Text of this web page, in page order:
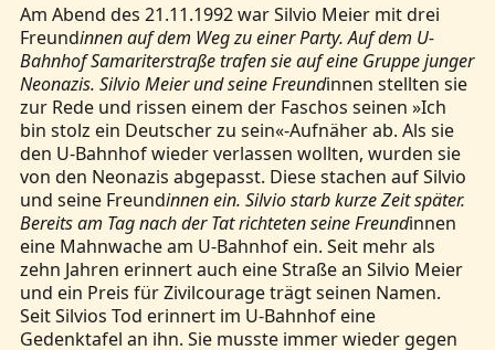
Am Abend des 21.11.1992 war Silvio Meier mit drei
Freundinnen auf dem Weg zu einer Party. Auf dem U-
Bahnhof Samariterstraße trafen sie auf eine Gruppe junger
Neonazis. Silvio Meier und seine Freundinnen stellten sie
zur Rede und rissen einem der Faschos seinen »Ich
bin stolz ein Deutscher zu sein«-Aufnäher ab. Als sie
den U-Bahnhof wieder verlassen wollten, wurden sie
von den Neonazis abgepasst. Diese stachen auf Silvio
und seine Freundinnen ein. Silvio starb kurze Zeit später.
Bereits am Tag nach der Tat richteten seine Freundinnen
eine Mahnwache am U-Bahnhof ein. Seit mehr als
zehn Jahren erinnert auch eine Straße an Silvio Meier
und ein Preis für Zivilcourage trägt seinen Namen.
Seit Silvios Tod erinnert im U-Bahnhof eine
Gedenktafel an ihn. Sie musste immer wieder gegen